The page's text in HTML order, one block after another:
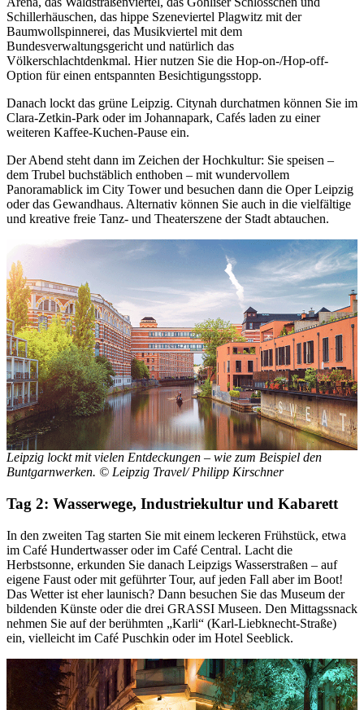
Schillerhäuschen, das hippe Szeneviertel Plagwitz mit der
Baumwollspinnerei, das Musikviertel mit dem
Bundesverwaltungsgericht und natürlich das
Völkerschlachtdenkmal. Hier nutzen Sie die Hop-on-/Hop-off-
Option für einen entspannten Besichtigungsstopp.
Danach lockt das grüne Leipzig. Citynah durchatmen können Sie im
Clara-Zetkin-Park oder im Johannapark, Cafés laden zu einer
weiteren Kaffee-Kuchen-Pause ein.
Der Abend steht dann im Zeichen der Hochkultur: Sie speisen –
dem Trubel buchstäblich enthoben – mit wundervollem
Panoramablick im City Tower und besuchen dann die Oper Leipzig
oder das Gewandhaus. Alternativ können Sie auch in die vielfältige
und kreative freie Tanz- und Theaterszene der Stadt abtauchen.
Leipzig lockt mit vielen Entdeckungen – wie zum Beispiel den
Buntgarnwerken. © Leipzig Travel/ Philipp Kirschner
Tag 2: Wasserwege, Industriekultur und Kabarett
In den zweiten Tag starten Sie mit einem leckeren Frühstück, etwa
im Café Hundertwasser oder im Café Central. Lacht die
Herbstsonne, erkunden Sie danach Leipzigs Wasserstraßen – auf
eigene Faust oder mit geführter Tour, auf jeden Fall aber im Boot!
Das Wetter ist eher launisch? Dann besuchen Sie das Museum der
bildenden Künste oder die drei GRASSI Museen. Den Mittagssnack
nehmen Sie auf der berühmten „Karli“ (Karl-Liebknecht-Straße)
ein, vielleicht im Café Puschkin oder im Hotel Seeblick.